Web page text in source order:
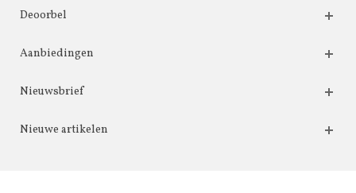
Deoorbel
Aanbiedingen
Nieuwsbrief
Nieuwe artikelen